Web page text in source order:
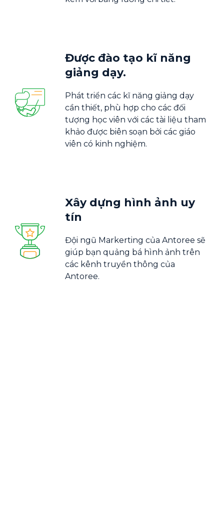
Được đào tạo kĩ năng
giảng dạy.
Phát triển các kĩ năng giảng dạy
cần thiết, phù hợp cho các đối
tượng học viên với các tài liệu tham
khảo được biên soạn bởi các giáo
viên có kinh nghiệm.
Xây dựng hình ảnh uy
tín
Đội ngũ Markerting của Antoree sẽ
giúp bạn quảng bá hình ảnh trên
các kênh truyền thông của
Antoree.